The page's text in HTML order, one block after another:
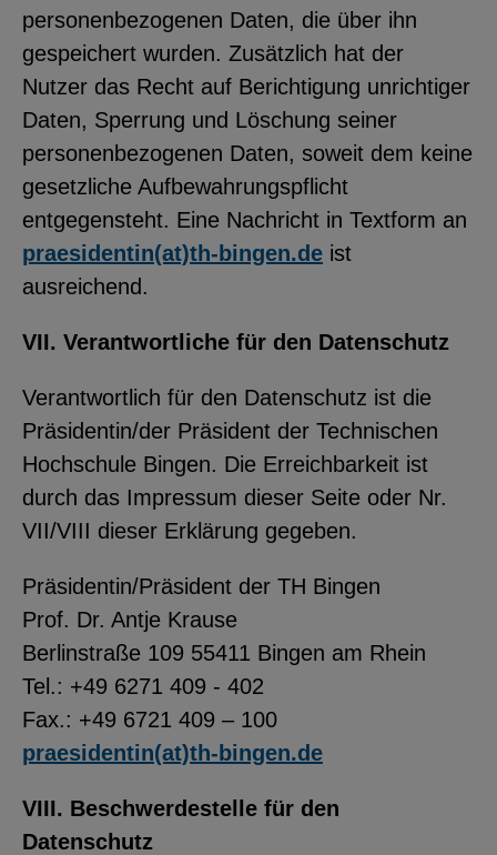
personenbezogenen Daten, die über ihn
gespeichert wurden. Zusätzlich hat der
Nutzer das Recht auf Berichtigung unrichtiger
Daten, Sperrung und Löschung seiner
personenbezogenen Daten, soweit dem keine
gesetzliche Aufbewahrungspflicht
entgegensteht. Eine Nachricht in Textform an
praesidentin(at)th-bingen.de ist
ausreichend.
VII. Verantwortliche für den Datenschutz
Verantwortlich für den Datenschutz ist die
Präsidentin/der Präsident der Technischen
Hochschule Bingen. Die Erreichbarkeit ist
durch das Impressum dieser Seite oder Nr.
VII/VIII dieser Erklärung gegeben.
Präsidentin/Präsident der TH Bingen
Prof. Dr. Antje Krause
Berlinstraße 109 55411 Bingen am Rhein
Tel.: +49 6271 409 - 402
Fax.: +49 6721 409 – 100
praesidentin(at)th-bingen.de
VIII. Beschwerdestelle für den
Datenschutz